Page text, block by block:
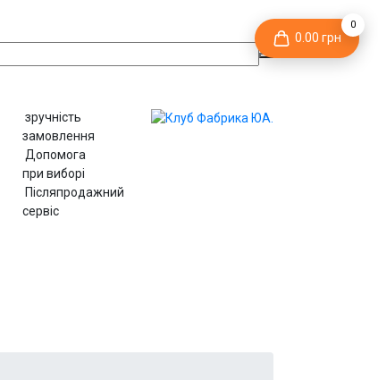
0.00 грн
0
зручність
замовлення
Допомога
при виборі
Післяпродажний
сервіс